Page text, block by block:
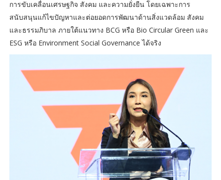
การขับเคลื่อนเศรษฐกิจ สังคม และความยั่งยืน โดยเฉพาะการ
สนับสนุนแก้ไขปัญหาและต่อยอดการพัฒนาด้านสิ่งแวดล้อม สังคม
และธรรมภิบาล ภายใต้แนวทาง BCG หรือ Bio Circular Green และ
ESG หรือ Environment Social Governance ได้จริง